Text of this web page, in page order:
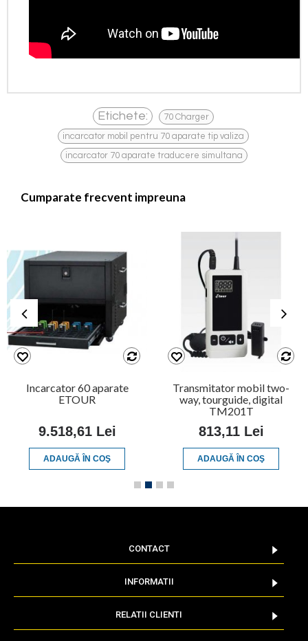
Etichete: 70 Charger ,
incarcator mobil pentru 70 aparate tip valiza ,
incarcator 70 aparate traducere simultana
Cumparate frecvent impreuna
Incarcator 60 aparate
ETOUR
9.518,61 Lei
ADAUGĂ ÎN COŞ
Transmitator mobil two-
way, tourguide, digital
TM201T
813,11 Lei
ADAUGĂ ÎN COŞ
CONTACT
INFORMATII
RELATII CLIENTI